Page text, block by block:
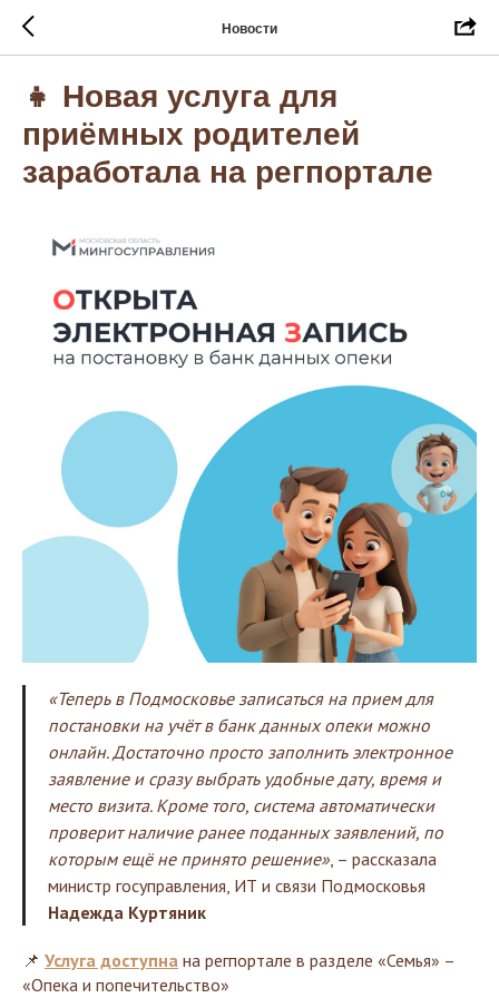
Новости
👧 Новая услуга для
приёмных родителей
заработала на регпортале
«Теперь в Подмосковье записаться на прием для
постановки на учёт в банк данных опеки можно
онлайн. Достаточно просто заполнить электронное
заявление и сразу выбрать удобные дату, время и
место визита. Кроме того, система автоматически
проверит наличие ранее поданных заявлений, по
которым ещё не принято решение», – рассказала
министр госуправления, ИТ и связи Подмосковья
Надежда Куртяник
📌 Услуга доступна на регпортале в разделе «Семья» –
«Опека и попечительство»